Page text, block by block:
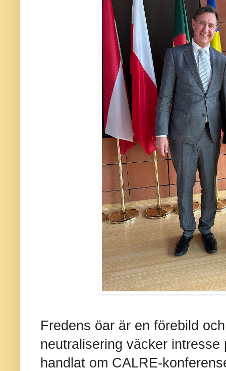
Fredens öar är en förebild
neutralisering väcker
handlat om CALRE-